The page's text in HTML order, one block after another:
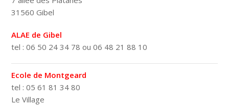
31560 Gibel
ALAE de Gibel
tel : 06 50 24 34 78 ou 06 48 21 88 10
Ecole de Montgeard
tel : 05 61 81 34 80
Le Village